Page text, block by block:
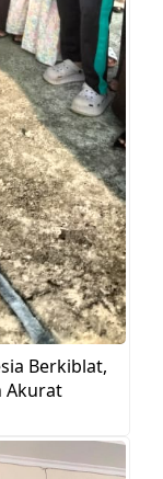
Berkiblat,
Akurat